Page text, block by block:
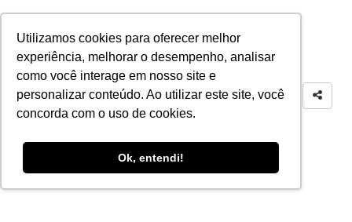
Utilizamos cookies para oferecer melhor
experiência, melhorar o desempenho, analisar
como você interage em nosso site e
personalizar conteúdo. Ao utilizar este site, você
concorda com o uso de cookies.
Ok, entendi!